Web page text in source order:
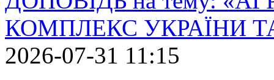
КОМПЛЕКС УКРАЇНИ
2026-07-31 11:15